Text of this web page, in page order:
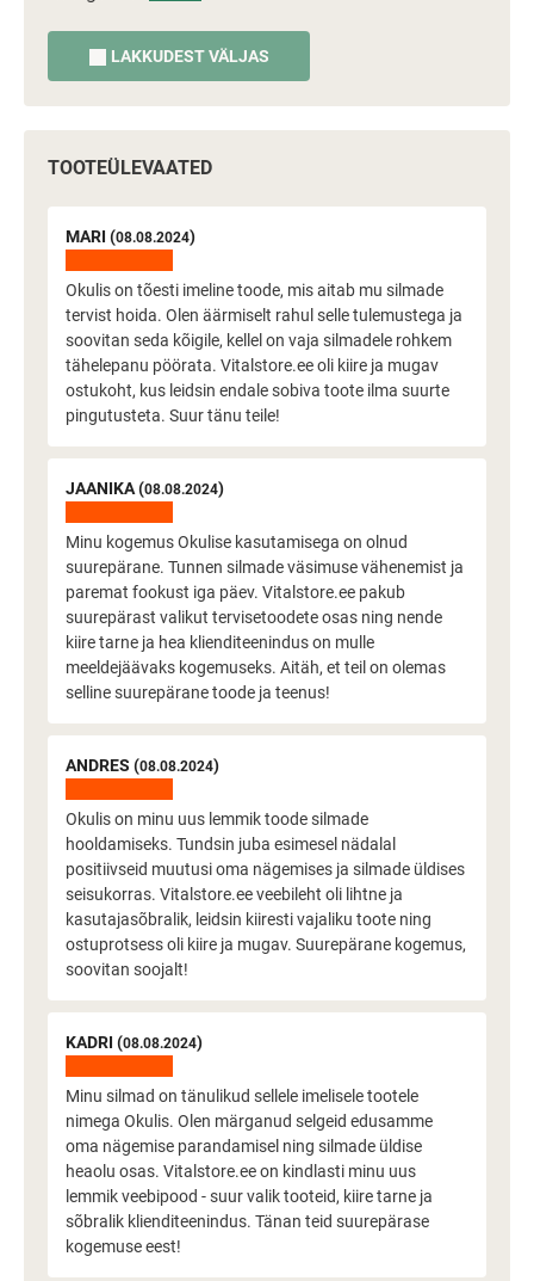
LAKKUDEST VÄLJAS
TOOTEÜLEVAATED
MARI (08.08.2024)
Okulis on tõesti imeline toode, mis aitab mu silmade
tervist hoida. Olen äärmiselt rahul selle tulemustega ja
soovitan seda kõigile, kellel on vaja silmadele rohkem
tähelepanu pöörata. Vitalstore.ee oli kiire ja mugav
ostukoht, kus leidsin endale sobiva toote ilma suurte
pingutusteta. Suur tänu teile!
JAANIKA (08.08.2024)
Minu kogemus Okulise kasutamisega on olnud
suurepärane. Tunnen silmade väsimuse vähenemist ja
paremat fookust iga päev. Vitalstore.ee pakub
suurepärast valikut tervisetoodete osas ning nende
kiire tarne ja hea klienditeenindus on mulle
meeldejäävaks kogemuseks. Aitäh, et teil on olemas
selline suurepärane toode ja teenus!
ANDRES (08.08.2024)
Okulis on minu uus lemmik toode silmade
hooldamiseks. Tundsin juba esimesel nädalal
positiivseid muutusi oma nägemises ja silmade üldises
seisukorras. Vitalstore.ee veebileht oli lihtne ja
kasutajasõbralik, leidsin kiiresti vajaliku toote ning
ostuprotsess oli kiire ja mugav. Suurepärane kogemus,
soovitan soojalt!
KADRI (08.08.2024)
Minu silmad on tänulikud sellele imelisele tootele
nimega Okulis. Olen märganud selgeid edusamme
oma nägemise parandamisel ning silmade üldise
heaolu osas. Vitalstore.ee on kindlasti minu uus
lemmik veebipood - suur valik tooteid, kiire tarne ja
sõbralik klienditeenindus. Tänan teid suurepärase
kogemuse eest!